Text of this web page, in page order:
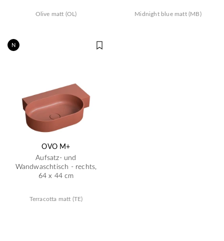
Olive matt (OL) Midnight blue matt (MB)
N
OVO M+
Aufsatz- und
Wandwaschtisch - rechts,
64 x 44 cm
Terracotta matt (TE)